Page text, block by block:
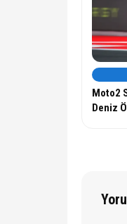
Moto2
Deniz